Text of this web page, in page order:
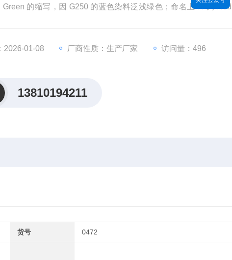
的缩写，因 G250 的蓝色染料泛浅绿色；命名上“R"为
2026-01-08 厂商性质：生产厂家 访问量：496
13810194211
货号 0472